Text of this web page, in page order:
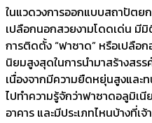
ในแวดวงการออกแบบสถาปัตย
เปลือกนอกสวยงามโดดเด่น มี
การติดตั้ง “ฟาซาด” หรือเปลือ
นิยมสูงสุดในการนำมาสร้างสร
เนื่องจากมีความยืดหยุ่นสูงและ
ไปทำความรู้จักว่าฟาซาดอลูมิเ
อาคาร และมีประเภทไหนบ้างที่เ